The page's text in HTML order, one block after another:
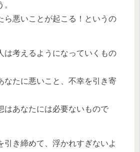
ら悪いことが起こる！というの
は考えるようになっていくもの
なたに悪いこと、不幸を引き寄
はあなたには必要ないもので
引き締めて、浮かれすぎないよ